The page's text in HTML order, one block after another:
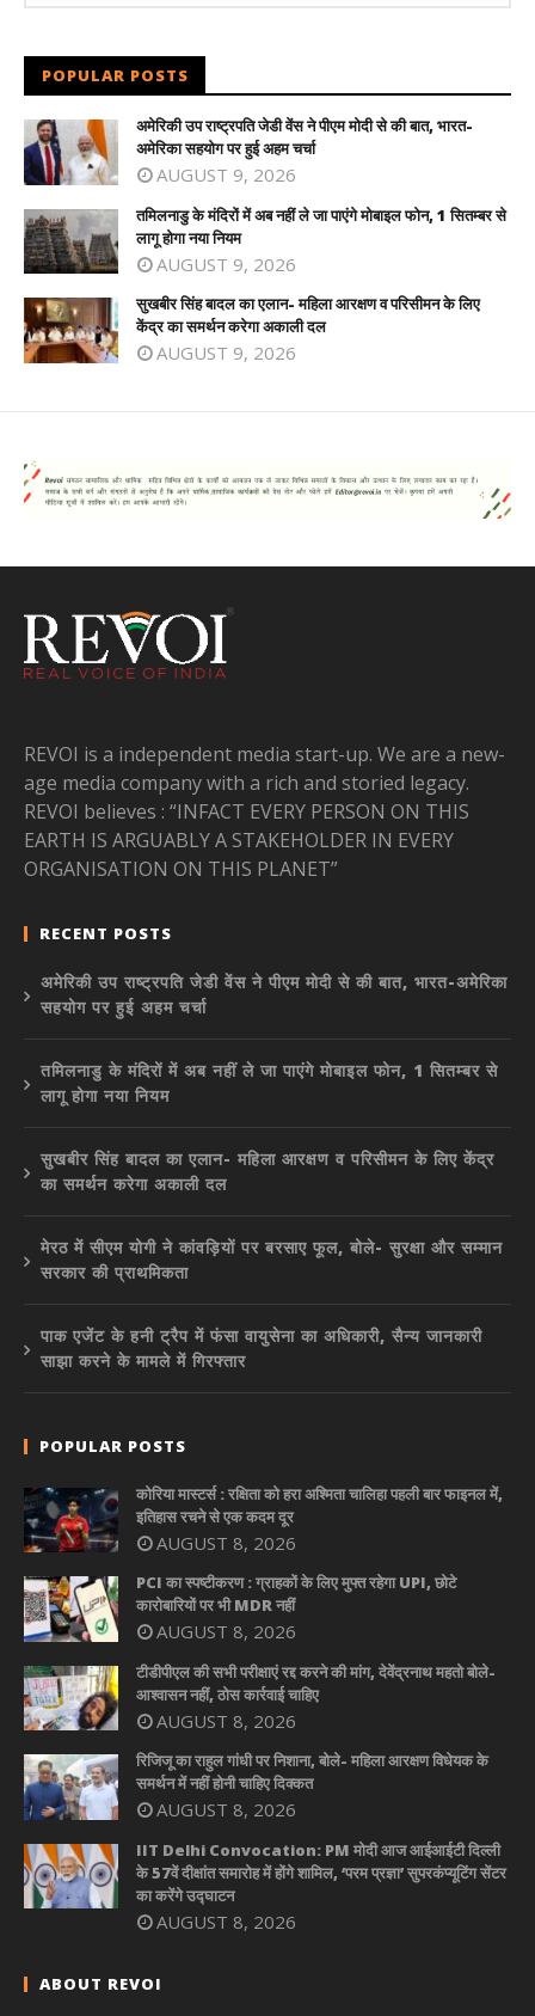
POPULAR POSTS
अमेरिकी उप राष्ट्रपति जेडी वेंस ने पीएम मोदी से की बात, भारत-
अमेरिका सहयोग पर हुई अहम चर्चा
AUGUST 9, 2026
तमिलनाडु के मंदिरों में अब नहीं ले जा पाएंगे मोबाइल फोन, 1 सितम्बर से
लागू होगा नया नियम
AUGUST 9, 2026
सुखबीर सिंह बादल का एलान- महिला आरक्षण व परिसीमन के लिए
केंद्र का समर्थन करेगा अकाली दल
AUGUST 9, 2026
REVOI is a independent media start-up. We are a new-
age media company with a rich and storied legacy.
REVOI believes : “INFACT EVERY PERSON ON THIS
EARTH IS ARGUABLY A STAKEHOLDER IN EVERY
ORGANISATION ON THIS PLANET”
RECENT POSTS
अमेरिकी उप राष्ट्रपति जेडी वेंस ने पीएम मोदी से की बात, भारत-अमेरिका
सहयोग पर हुई अहम चर्चा
तमिलनाडु के मंदिरों में अब नहीं ले जा पाएंगे मोबाइल फोन, 1 सितम्बर से
लागू होगा नया नियम
सुखबीर सिंह बादल का एलान- महिला आरक्षण व परिसीमन के लिए केंद्र
का समर्थन करेगा अकाली दल
मेरठ में सीएम योगी ने कांवड़ियों पर बरसाए फूल, बोले- सुरक्षा और सम्मान
सरकार की प्राथमिकता
पाक एजेंट के हनी ट्रैप में फंसा वायुसेना का अधिकारी, सैन्य जानकारी
साझा करने के मामले में गिरफ्तार
POPULAR POSTS
कोरिया मास्टर्स : रक्षिता को हरा अश्मिता चालिहा पहली बार फाइनल में,
इतिहास रचने से एक कदम दूर
AUGUST 8, 2026
PCI का स्पष्टीकरण : ग्राहकों के लिए मुफ्त रहेगा UPI, छोटे
कारोबारियों पर भी MDR नहीं
AUGUST 8, 2026
टीडीपीएल की सभी परीक्षाएं रद्द करने की मांग, देवेंद्रनाथ महतो बोले-
आश्वासन नहीं, ठोस कार्रवाई चाहिए
AUGUST 8, 2026
रिजिजू का राहुल गांधी पर निशाना, बोले- महिला आरक्षण विधेयक के
समर्थन में नहीं होनी चाहिए दिक्कत
AUGUST 8, 2026
IIT Delhi Convocation: PM मोदी आज आईआईटी दिल्ली
के 57वें दीक्षांत समारोह में होंगे शामिल, ‘परम प्रज्ञा’ सुपरकंप्यूटिंग सेंटर
का करेंगे उद्घाटन
AUGUST 8, 2026
ABOUT REVOI